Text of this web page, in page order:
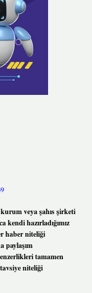
veya şahıs şirketi
kendi hazırladığımız
haber niteliği
paylaşım
tamamen
niteliği